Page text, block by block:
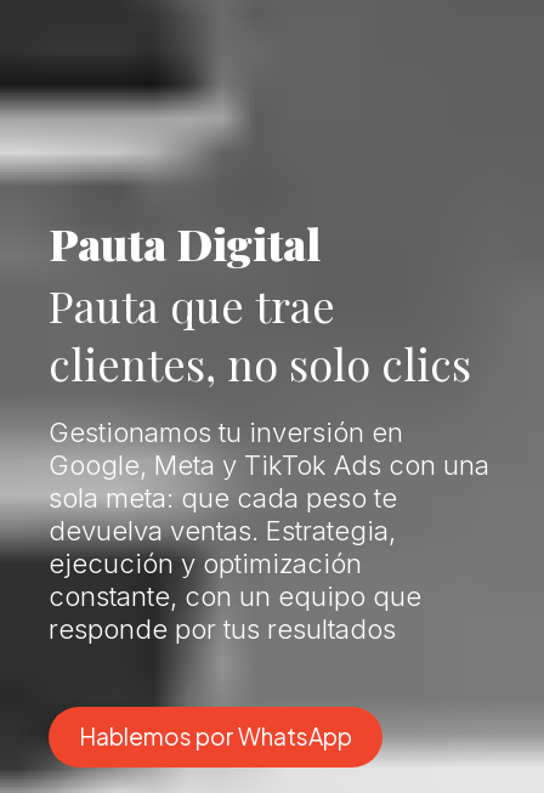
Pauta Digital
Pauta que trae
clientes, no solo clics
Gestionamos tu inversión en
Google, Meta y TikTok Ads con una
sola meta: que cada peso te
devuelva ventas. Estrategia,
ejecución y optimización
constante, con un equipo que
responde por tus resultados
Hablemos por WhatsApp